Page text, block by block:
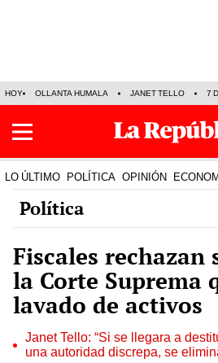
HOY OLLANTA HUMALA JANET TELLO 7
LO ÚLTIMO POLÍTICA OPINIÓN
Política
Fiscales rechazan
la Corte Suprema
lavado de activos
Janet Tello: “Si se llegara a
una autoridad discrepa, se